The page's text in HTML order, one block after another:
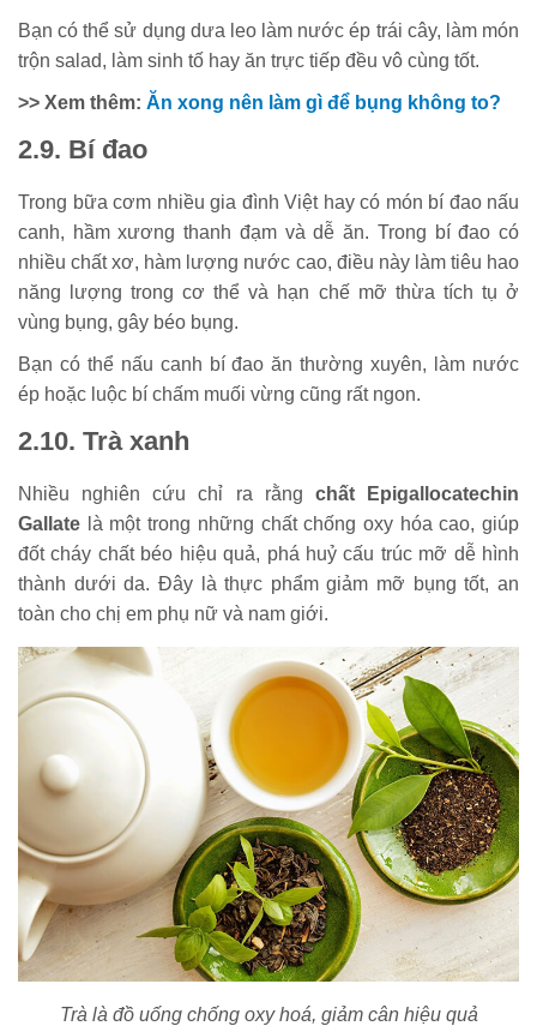
Bạn có thể sử dụng dưa leo làm nước ép trái cây, làm món
trộn salad, làm sinh tố hay ăn trực tiếp đều vô cùng tốt.
>> Xem thêm: Ăn xong nên làm gì để bụng không to?
2.9. Bí đao
Trong bữa cơm nhiều gia đình Việt hay có món bí đao nấu
canh, hầm xương thanh đạm và dễ ăn. Trong bí đao có
nhiều chất xơ, hàm lượng nước cao, điều này làm tiêu hao
năng lượng trong cơ thể và hạn chế mỡ thừa tích tụ ở
vùng bụng, gây béo bụng.
Bạn có thể nấu canh bí đao ăn thường xuyên, làm nước
ép hoặc luộc bí chấm muối vừng cũng rất ngon.
2.10. Trà xanh
Nhiều nghiên cứu chỉ ra rằng chất Epigallocatechin
Gallate là một trong những chất chống oxy hóa cao, giúp
đốt cháy chất béo hiệu quả, phá huỷ cấu trúc mỡ dễ hình
thành dưới da. Đây là thực phẩm giảm mỡ bụng tốt, an
toàn cho chị em phụ nữ và nam giới.
Trà là đồ uống chống oxy hoá, giảm cân hiệu quả